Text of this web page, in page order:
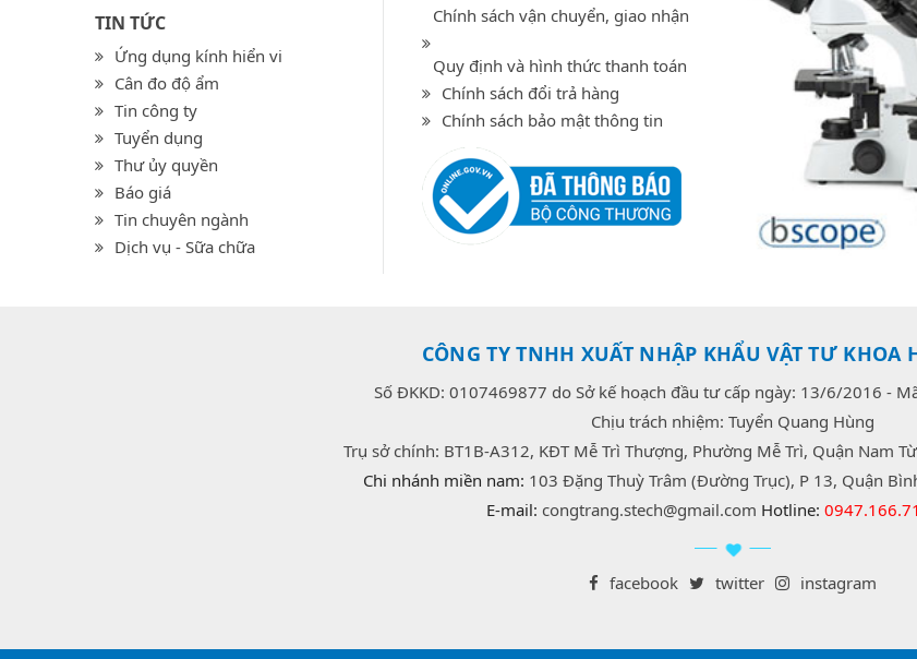
TIN TỨC
Ứng dụng kính hiển vi
Cân đo độ ẩm
Tin công ty
Tuyển dụng
Thư ủy quyền
Báo giá
Tin chuyên ngành
Dịch vụ - Sữa chữa
Chính sách vận chuyển, giao nhận
Quy định và hình thức thanh toán
Chính sách đổi trả hàng
Chính sách bảo mật thông tin
CÔNG TY TNHH XUẤT NHẬP KHẨU VẬT TƯ KHOA
Số ĐKKD: 0107469877 do Sở kế hoạch đầu tư cấp ngày: 13/6/2016 -
Chịu trách nhiệm: Tuyển Quang Hùng
Trụ sở chính: BT1B-A312, KĐT Mễ Trì Thượng, Phường Mễ Trì, Quận Nam
Chi nhánh miền nam: 103 Đặng Thuỳ Trâm (Đường Trục), P 13, Quận
E-mail: congtrang.stech@gmail.com Hotline:
facebook twitter instagram